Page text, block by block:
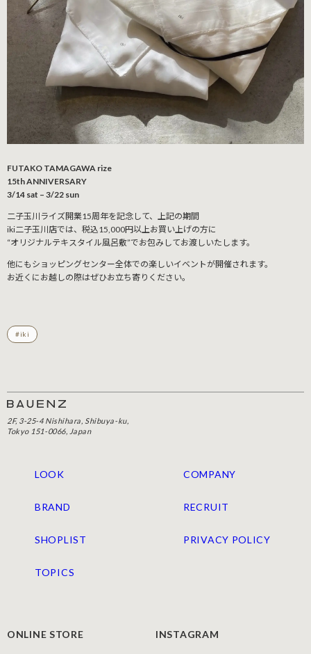
FUTAKO TAMAGAWA rize
15th ANNIVERSARY
3/14 sat – 3/22 sun
二子玉川ライズ開業15周年を記念して、上記の期間
iki二子玉川店では、税込15,000円以上お買い上げの方に
“オリジナルテキスタイル風呂敷”でお包みしてお渡しいたします。
他にもショッピングセンター全体での楽しいイベントが開催されます。
お近くにお越しの際はぜひお立ち寄りください。
#iki
2F, 3-25-4 Nishihara, Shibuya-ku,
Tokyo 151-0066, Japan
LOOK
BRAND
SHOPLIST
TOPICS
COMPANY
RECRUIT
PRIVACY POLICY
ONLINE STORE INSTAGRAM